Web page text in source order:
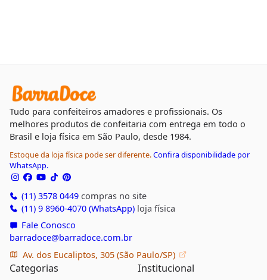
Tudo para confeiteiros amadores e profissionais. Os
melhores produtos de confeitaria com entrega em todo o
Brasil e loja física em São Paulo, desde 1984.
Estoque da loja física pode ser diferente.Confira disponibilidade por
WhatsApp.
(11) 3578 0449compras no site
(11) 9 8960-4070 (WhatsApp)loja física
Fale Conosco
barradoce@barradoce.com.br
Av. dos Eucaliptos, 305 (São Paulo/SP)
Categorias Institucional